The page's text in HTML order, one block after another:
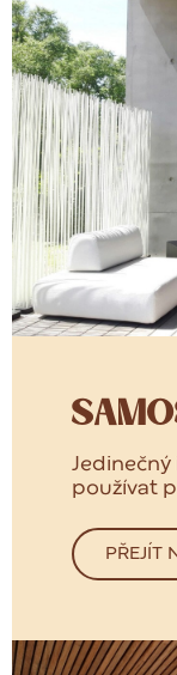
Jedinečný
používat
PŘEJÍT